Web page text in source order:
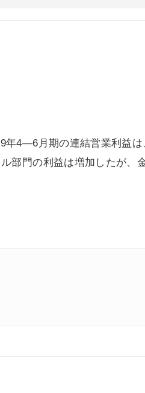
4―6月期の連結営業利益は
部門の利益は増加したが、